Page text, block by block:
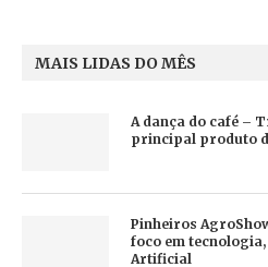
MAIS LIDAS DO MÊS
A dança do café –
principal produto
Pinheiros
foco em
Artificial